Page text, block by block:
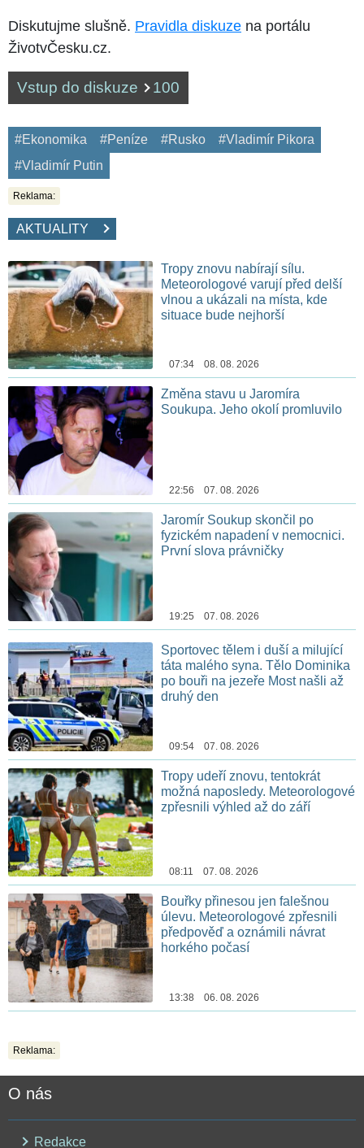
Diskutujme slušně. Pravidla diskuze na portálu
ŽivotvČesku.cz.
Vstup do diskuze 100
#Ekonomika #Peníze #Rusko
#Vladimír Pikora
#Vladimír Putin
Reklama:
AKTUALITY
Tropy znovu nabírají sílu.
Meteorologové varují před delší
vlnou a ukázali na místa, kde
situace bude nejhorší
07:34 08. 08. 2026
Změna stavu u Jaromíra
Soukupa. Jeho okolí promluvilo
22:56 07. 08. 2026
Jaromír Soukup skončil po
fyzickém napadení v nemocnici.
První slova právničky
19:25 07. 08. 2026
Sportovec tělem i duší a milující
táta malého syna. Tělo Dominika
po bouři na jezeře Most našli až
druhý den
09:54 07. 08. 2026
Tropy udeří znovu, tentokrát
možná naposledy. Meteorologové
zpřesnili výhled až do září
08:11 07. 08. 2026
Bouřky přinesou jen falešnou
úlevu. Meteorologové zpřesnili
předpověď a oznámili návrat
horkého počasí
13:38 06. 08. 2026
Reklama:
O nás
Redakce